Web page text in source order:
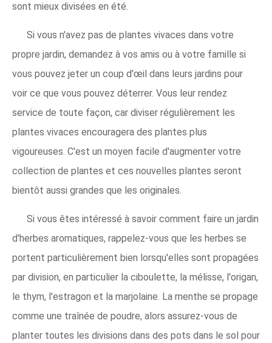
sont mieux divisées en été.
Si vous n'avez pas de plantes vivaces dans votre
propre jardin, demandez à vos amis ou à votre famille si
vous pouvez jeter un coup d'œil dans leurs jardins pour
voir ce que vous pouvez déterrer. Vous leur rendez
service de toute façon, car diviser régulièrement les
plantes vivaces encouragera des plantes plus
vigoureuses. C'est un moyen facile d'augmenter votre
collection de plantes et ces nouvelles plantes seront
bientôt aussi grandes que les originales.
Si vous êtes intéressé à savoir comment faire un jardin
d'herbes aromatiques, rappelez-vous que les herbes se
portent particulièrement bien lorsqu'elles sont propagées
par division, en particulier la ciboulette, la mélisse, l'origan,
le thym, l'estragon et la marjolaine. La menthe se propage
comme une traînée de poudre, alors assurez-vous de
planter toutes les divisions dans des pots dans le sol pour